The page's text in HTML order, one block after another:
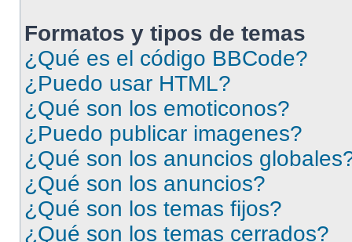
Formatos y tipos de temas
¿Qué es el código BBCode?
¿Puedo usar HTML?
¿Qué son los emoticonos?
¿Puedo publicar imagenes?
¿Qué son los anuncios
¿Qué son los anuncios?
¿Qué son los temas fijos?
¿Qué son los temas cerrados?